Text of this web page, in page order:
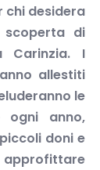
chi desidera
scoperta di
Carinzia. I
allestiti
le
ogni anno,
doni e